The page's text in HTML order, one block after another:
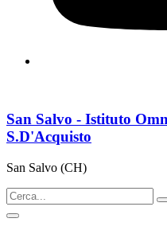
San Salvo - Istituto
S.D'Acquisto
San Salvo (CH)